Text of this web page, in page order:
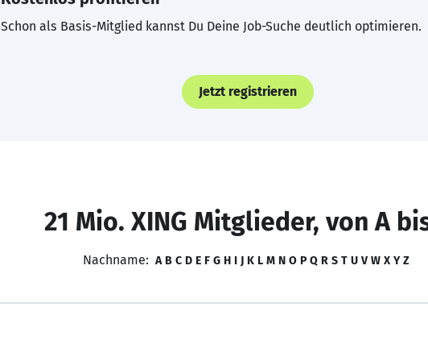
Schon als Basis-Mitglied kannst Du Deine Job-Suche deutlich optimieren.
Jetzt registrieren
21 Mio. XING Mitglieder, von A
Nachname: A B C D E F G H I J K L M N O P Q R S T U V W X Y Z